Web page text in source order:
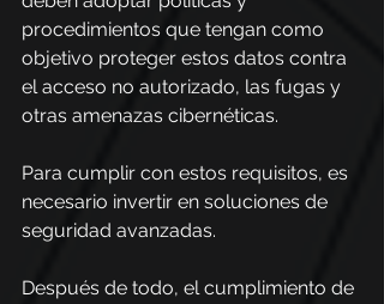
procedimientos que tengan como
objetivo proteger estos datos contra
el acceso no autorizado, las fugas y
otras amenazas cibernéticas.
Para cumplir con estos requisitos, es
necesario invertir en soluciones de
seguridad avanzadas.
Después de todo, el cumplimiento de